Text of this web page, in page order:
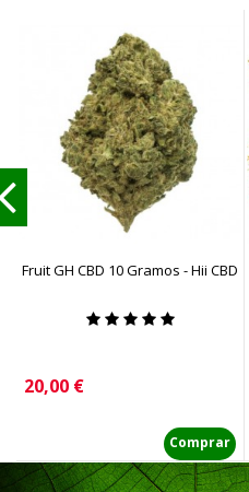
Fruit GH CBD 10 Gramos - Hii CBD
Precio
20,00 €
Comprar